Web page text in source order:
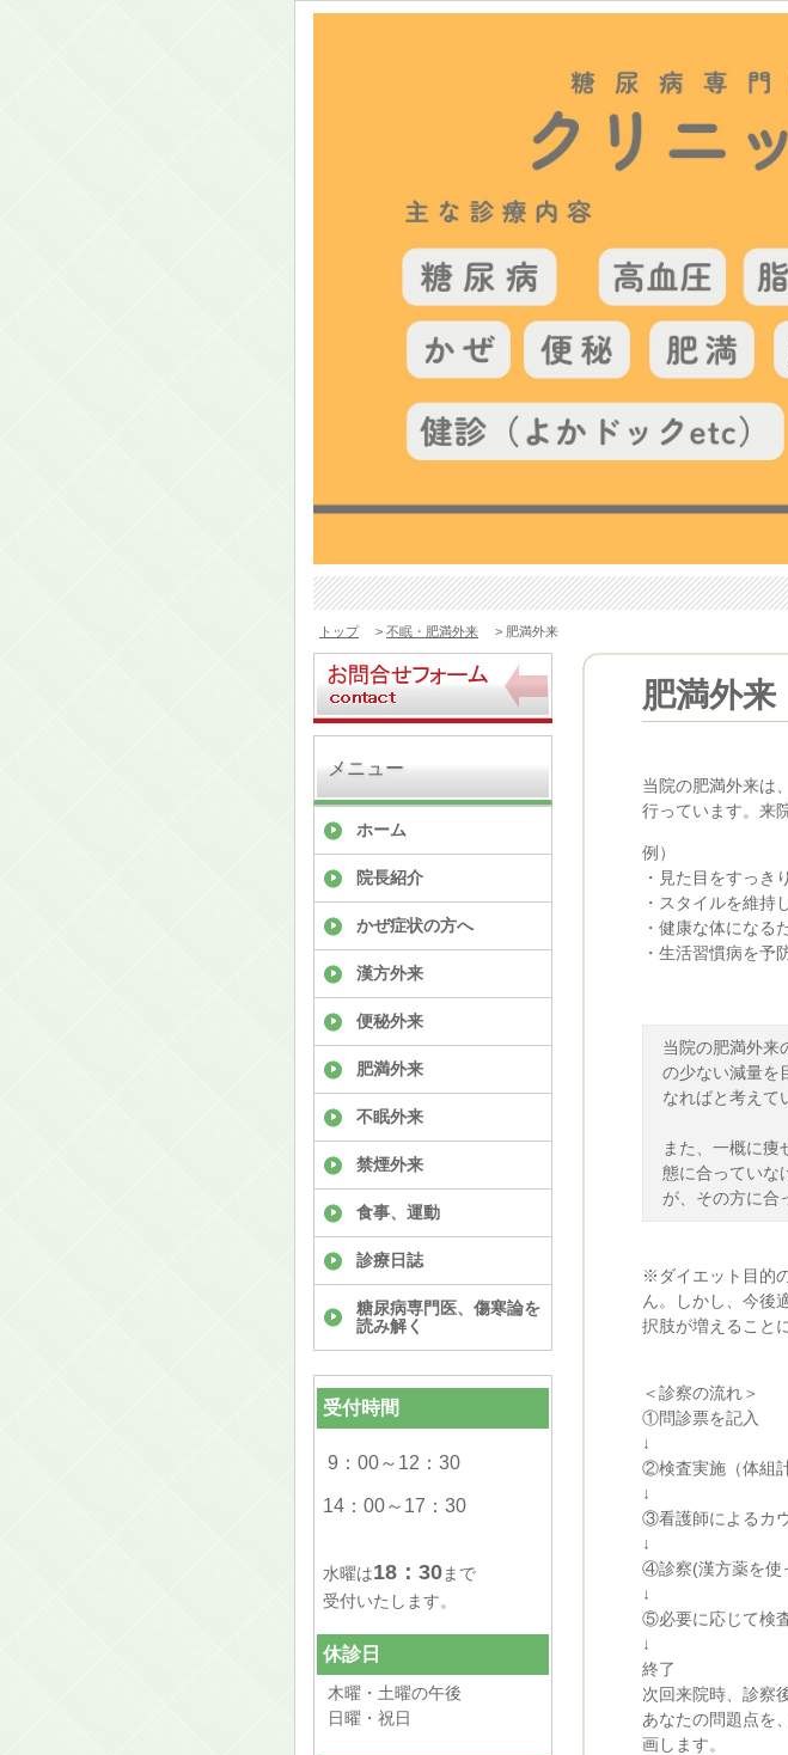
トップ > 不眠・肥満外来 > 肥満外来
メニュー
ホーム
院長紹介
かぜ症状の方へ
漢方外来
便秘外来
肥満外来
不眠外来
禁煙外来
食事、運動
診療日誌
糖尿病専門医、傷寒論を
読み解く
受付時間
9：00～12：30
14：00～17：30
水曜は18：30まで
受付いたします。
休診日
木曜・土曜の午後
日曜・祝日
肥満外来
当院の肥満外来は
行っています。来
例）
・見た目をすっき
・スタイルを維持
・健康な体になる
・生活習慣病
当院の肥満外来
の少ない減量を
なればと考えて
また、一概に痩
態に合っていな
が、その方に合
※ダイエット目的
ん。しかし、今後
択肢が増えること
＜診察の流れ＞
①問診票を記入
↓
②検査実施（体組
↓
③看護師によるカ
↓
④診察(漢方薬を使
↓
⑤必要に応じて検
↓
終了
次回来院時、診察
あなたの問題点を
画します。